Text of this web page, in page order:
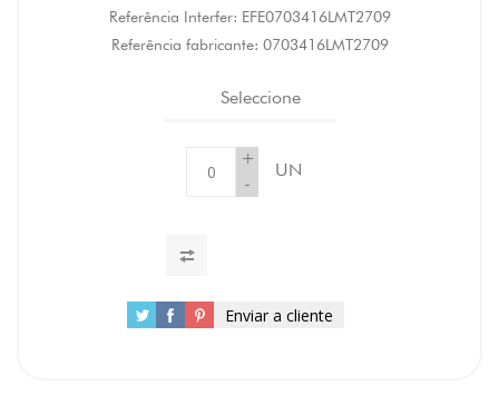
Referência Interfer: EFE0703416LMT2709
Referência fabricante: 0703416LMT2709
Seleccione
+
-
UN
Enviar a cliente